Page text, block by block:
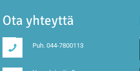
Ota yhteyttä
Puh. 044-7800113